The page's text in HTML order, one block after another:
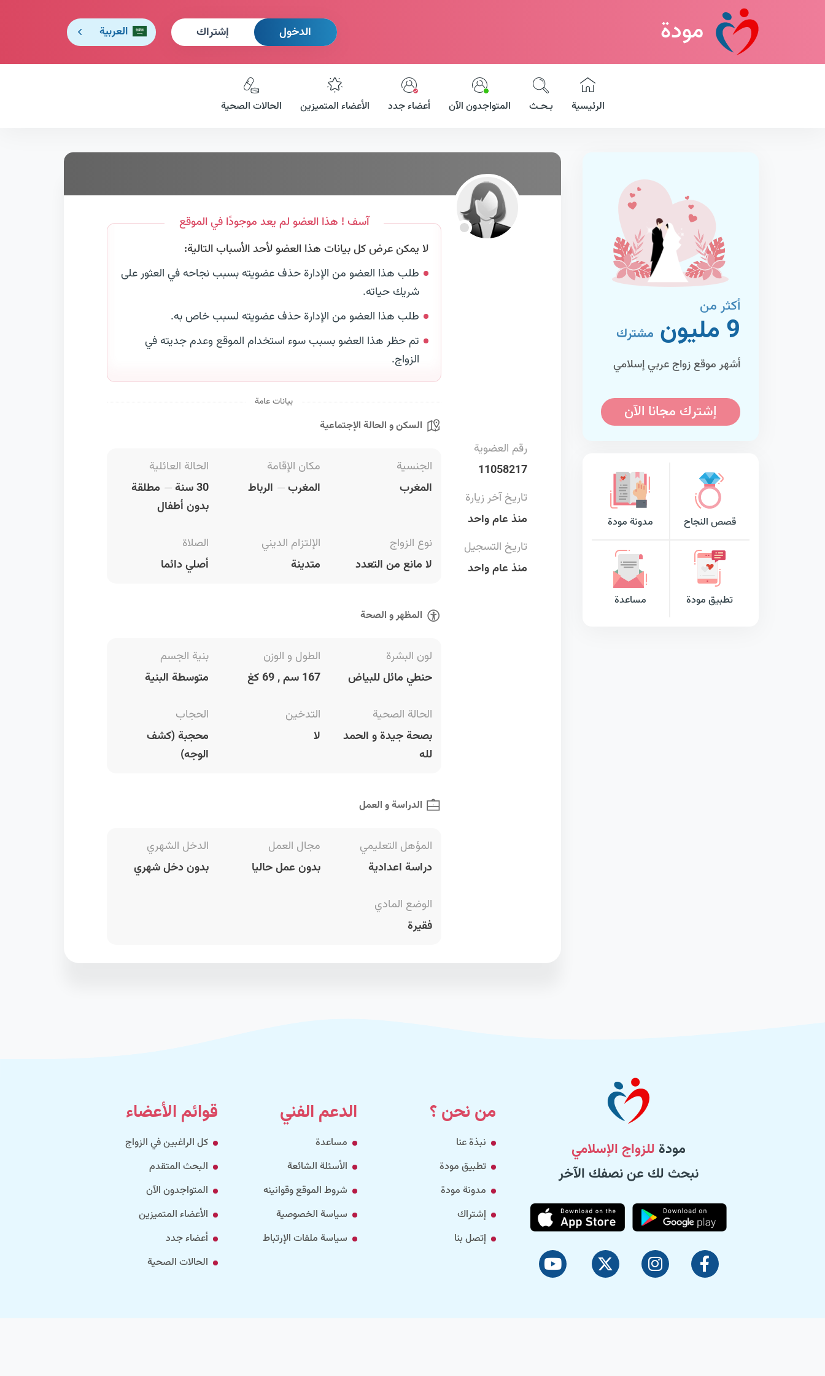
مودة الدخول إشتراك العربية
الرئيسية بـحـث المتواجدون الآن أعضاء جدد الأعضاء المتميزين الحالات الصحية
أكثر من
9 مليون مشترك
أشهر موقع زواج عربي إسلامي
إشترك مجانا الآن
قصص النجاح مدونة مودة
تطبيق مودة مساعدة
آسف ! هذا العضو لم يعد موجودًا في الموقع
لا يمكن عرض كل بيانات هذا العضو لأحد الأسباب التالية:
طلب هذا العضو من الإدارة حذف عضويته بسبب نجاحه في العثور على
شريك حياته.
طلب هذا العضو من الإدارة حذف عضويته لسبب خاص به.
تم حظر هذا العضو بسبب سوء استخدام الموقع وعدم جديته في
الزواج.
بيانات عامة
رقم العضوية
11058217
تاريخ آخر زيارة
منذ عام واحد
تاريخ التسجيل
منذ عام واحد
السكن و الحالة الإجتماعية
الجنسية
المغرب
مكان الإقامة
المغرب
الرباط
الحالة العائلية
30 سنة
مطلقة
بدون أطفال
نوع الزواج
لا مانع من التعدد
الإلتزام الديني
متدينة
الصلاة
أصلي دائما
المظهر و الصحة
لون البشرة
حنطي مائل للبياض
الطول و الوزن
167 سم , 69 كغ
بنية الجسم
متوسطة البنية
الحالة الصحية
بصحة جيدة و الحمد
لله
التدخين
لا
الحجاب
محجبة (كشف
الوجه)
الدراسة و العمل
المؤهل التعليمي
دراسة اعدادية
مجال العمل
بدون عمل حاليا
الدخل الشهري
بدون دخل شهري
الوضع المادي
فقيرة
مودة للزواج الإسلامي
نبحث لك عن نصفك الآخر
من نحن ؟
نبذة عنا
تطبيق مودة
مدونة مودة
إشتراك
إتصل بنا
الدعم الفني
مساعدة
الأسئلة الشائعة
شروط الموقع وقوانينه
سياسة الخصوصية
سياسة ملفات الإرتباط
قوائم الأعضاء
كل الراغبين في الزواج
البحث المتقدم
المتواجدون الآن
الأعضاء المتميزين
أعضاء جدد
الحالات الصحية